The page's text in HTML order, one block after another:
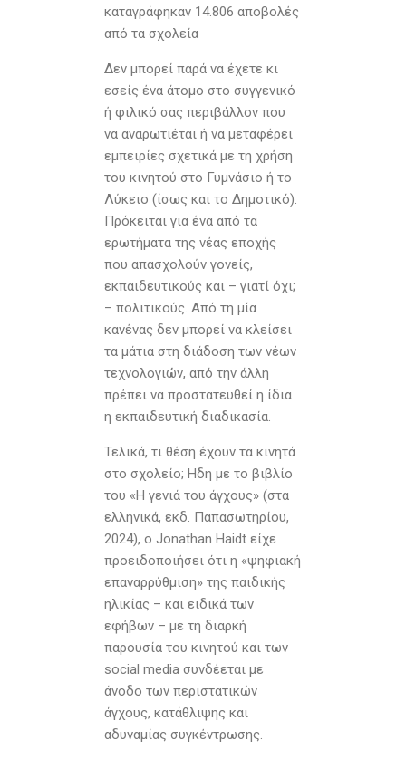
καταγράφηκαν 14.806 αποβολές
από τα σχολεία
Δεν μπορεί παρά να έχετε κι
εσείς ένα άτομο στο συγγενικό
ή φιλικό σας περιβάλλον που
να αναρωτιέται ή να μεταφέρει
εμπειρίες σχετικά με τη χρήση
του κινητού στο Γυμνάσιο ή το
Λύκειο (ίσως και το Δημοτικό).
Πρόκειται για ένα από τα
ερωτήματα της νέας εποχής
που απασχολούν γονείς,
εκπαιδευτικούς και – γιατί όχι;
– πολιτικούς. Από τη μία
κανένας δεν μπορεί να κλείσει
τα μάτια στη διάδοση των νέων
τεχνολογιών, από την άλλη
πρέπει να προστατευθεί η ίδια
η εκπαιδευτική διαδικασία.
Τελικά, τι θέση έχουν τα κινητά
στο σχολείο; Ηδη με το βιβλίο
του «Η γενιά του άγχους» (στα
ελληνικά, εκδ. Παπασωτηρίου,
2024), ο Jonathan Haidt είχε
προειδοποιήσει ότι η «ψηφιακή
επαναρρύθμιση» της παιδικής
ηλικίας – και ειδικά των
εφήβων – με τη διαρκή
παρουσία του κινητού και των
social media συνδέεται με
άνοδο των περιστατικών
άγχους, κατάθλιψης και
αδυναμίας συγκέντρωσης.